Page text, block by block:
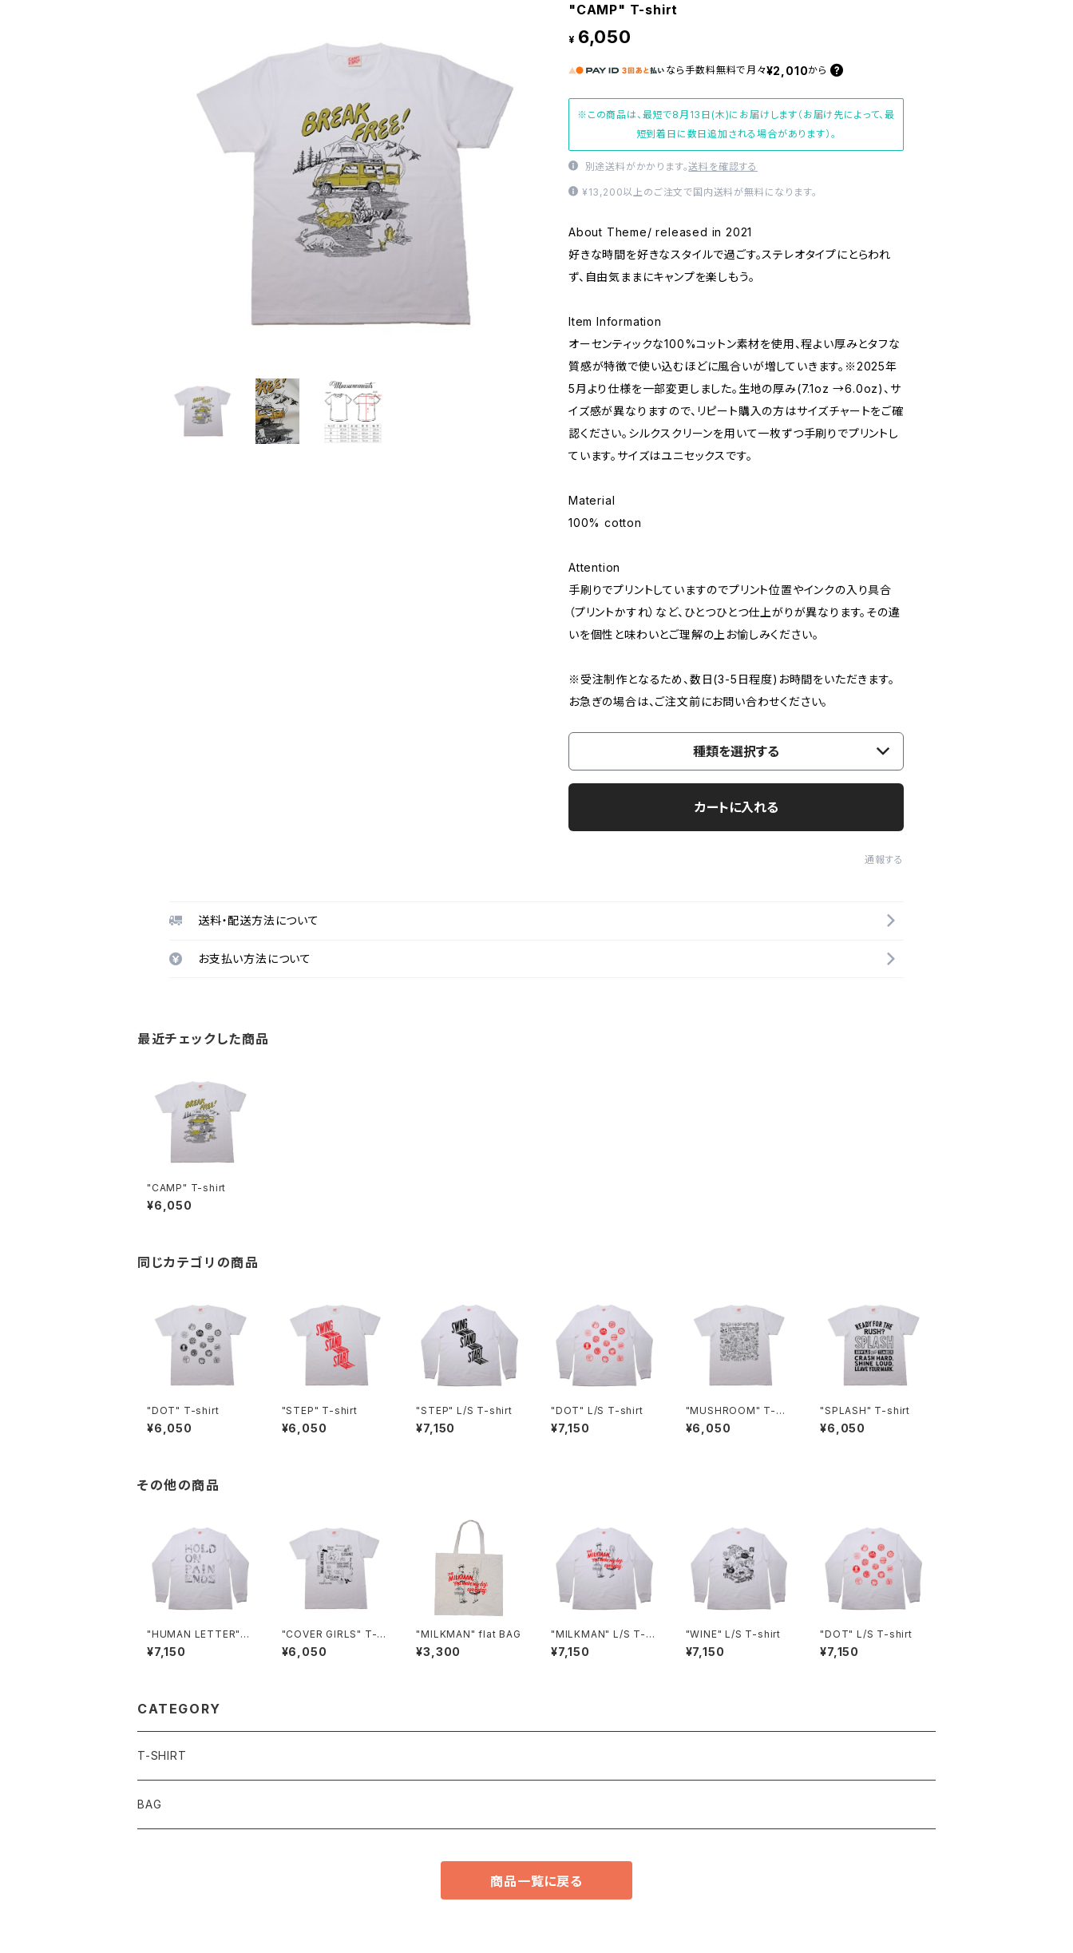
"CAMP" T-shirt
¥ 6,050
なら 手数料無料で 月々¥2,010から
※この商品は、最短で8月13日(木)にお届けします（お届け先によって、最
短到着日に数日追加される場合があります）。
別途送料がかかります。送料を確認する
¥13,200以上のご注文で国内送料が無料になります。
About Theme/ released in 2021
好きな時間を好きなスタイルで過ごす。ステレオタイプにとらわれ
ず、自由気ままにキャンプを楽しもう。
Item Information
オーセンティックな100%コットン素材を使用、程よい厚みとタフな
質感が特徴で使い込むほどに風合いが増していきます。※2025年
5月より仕様を一部変更しました。生地の厚み(7.1oz →6.0oz)、サ
イズ感が異なりますので、リピート購入の方はサイズチャートをご確
認ください。シルクスクリーンを用いて一枚ずつ手刷りでプリントし
ています。サイズはユニセックスです。
Material
100% cotton
Attention
手刷りでプリントしていますのでプリント位置やインクの入り具合
（プリントかすれ）など、ひとつひとつ仕上がりが異なります。その違
いを個性と味わいとご理解の上お愉しみください。
※受注制作となるため、数日(3-5日程度)お時間をいただきます。
お急ぎの場合は、ご注文前にお問い合わせください。
種類を選択する
カートに入れる
通報する
送料・配送方法について
お支払い方法について
最近チェックした商品
"CAMP" T-shirt
¥6,050
同じカテゴリの商品
"DOT" T-shirt
¥6,050
"STEP" T-shirt
¥6,050
"STEP" L/S T-shirt
¥7,150
"DOT" L/S T-shirt
¥7,150
"MUSHROOM" T-sh
irt
¥6,050
"SPLASH" T-shirt
¥6,050
その他の商品
"HUMAN LETTER"
L/S T-shirt
¥7,150
"COVER GIRLS" T-s
hirt
¥6,050
"MILKMAN" flat BAG
¥3,300
"MILKMAN" L/S T-s
hirt
¥7,150
"WINE" L/S T-shirt
¥7,150
"DOT" L/S T-shirt
¥7,150
CATEGORY
T-SHIRT
BAG
商品一覧に戻る